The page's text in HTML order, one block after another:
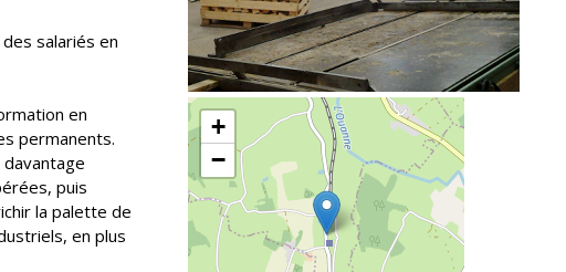
salariés en
en
permanents.
puis
la palette de
en plus
+
−